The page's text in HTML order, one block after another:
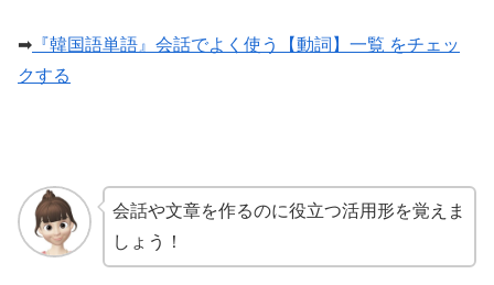
➡ 『韓国語単語』会話でよく使う【動詞】一覧 をチェッ
クする
会話や文章を作るのに役立つ活用形を覚えま
しょう！